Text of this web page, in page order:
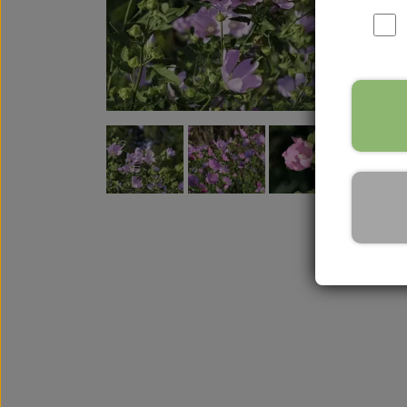
Urtete
Frø til grønt tag
Frø til børn og
Gavekort